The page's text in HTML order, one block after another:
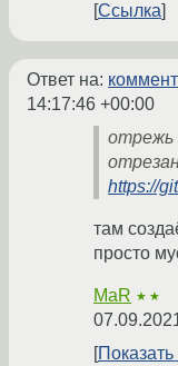
Ссылка
Ответ на:
14:17:46 +00:00
отрежь
https://
там
просто
MaR ★★
Показать